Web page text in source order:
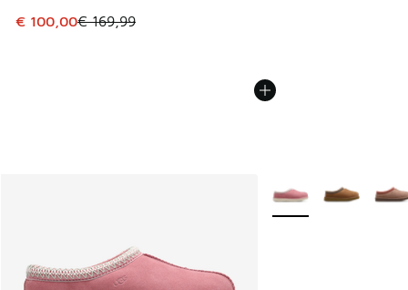
Dieser Artikel ist im Sale. Der Preis ist von € 169,99 auf €
€ 100,00€ 169,99
Weitere Farben